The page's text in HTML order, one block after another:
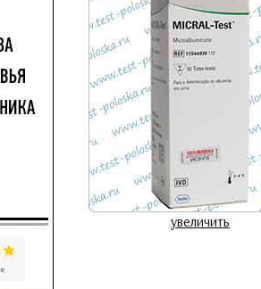
увеличить